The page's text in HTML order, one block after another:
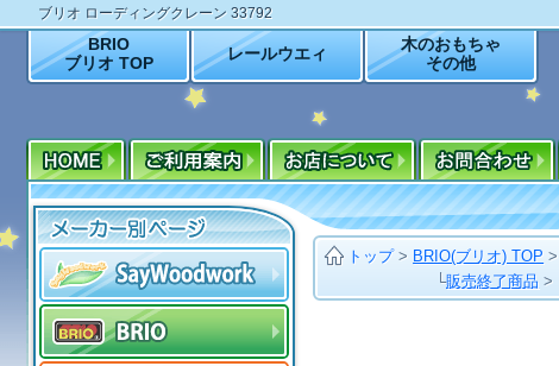
ブリオ ローディングクレーン 33792
BRIO
ブリオ TOP
レールウエィ
木のおもちゃ
その他
トップ> BRIO(ブリオ) TOP >
└販売終了商品 >